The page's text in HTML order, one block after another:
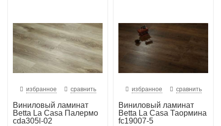
избранное сравнить
Виниловый ламинат
Betta La Casa Палермо
cda305l-02
избранное сравнить
Виниловый ламинат
Betta La Casa Таормина
fc19007-5